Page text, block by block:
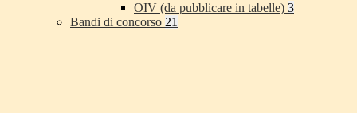
OIV (da pubblicare in tabelle) 3
Bandi di concorso 21